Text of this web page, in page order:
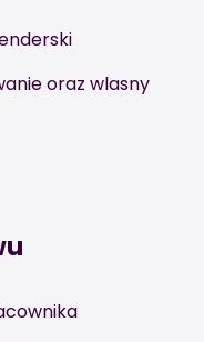
oraz wlasny